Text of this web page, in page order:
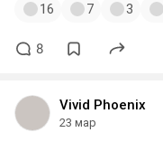
16 7 3
8
Vivid Phoenix
23 мар